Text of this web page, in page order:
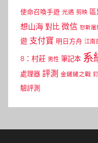
使命召喚手遊 光遇 剪映 區
想山海 對比 微信 怒斬屠
遊 支付寶 明日方舟 江南
8：村莊 男性 筆記本 系
處理器 評測 金鏟鏟之戰 釘
驗評測